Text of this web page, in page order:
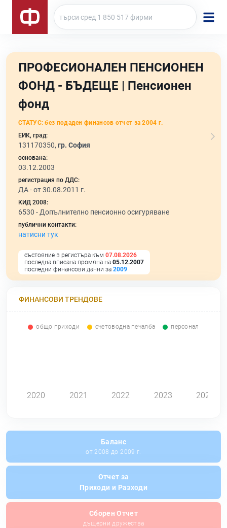
ПРОФЕСИОНАЛЕН ПЕНСИОНЕН
ФОНД - БЪДЕЩЕ | Пенсионен
фонд
СТАТУС: без подаден финансов отчет за 2004 г.
ЕИК, град:
131170350, гр. София
основана:
03.12.2003
регистрация по ДДС:
ДА - от 30.08.2011 г.
КИД 2008:
6530 - Допълнително пенсионно осигуряване
публични контакти:
натисни тук
състояние в регистъра към 07.08.2026
последна вписана промяна на 05.12.2007
последни финансови данни за 2009
ФИНАНСОВИ ТРЕНДОВЕ
общо приходи счетоводна печалба персонал
2020 2021 2022 2023 2024
Баланс
от 2008 до 2009 г.
Отчет за
Приходи и Разходи
Сборен Отчет
дъщерни дружества